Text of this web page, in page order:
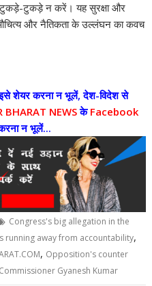
टुकड़े-टुकड़े न करें। यह सुरक्षा और
और नैतिकता के उल्लंघन का कवच
शेयर करना न भूलें, देश-विदेश से
BHARAT NEWSके Facebook
न भूलें...
Congress's big allegation in the
running away from accountability,
, Opposition's counter
Gyanesh Kumar